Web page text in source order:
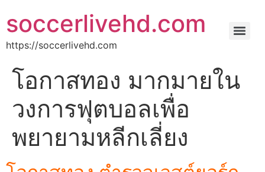
soccerlivehd.com
https://soccerlivehd.com
โอกาสทอง มากมายใน
วงการฟุตบอลเพื่อ
พยายามหลีกเลี่ยง